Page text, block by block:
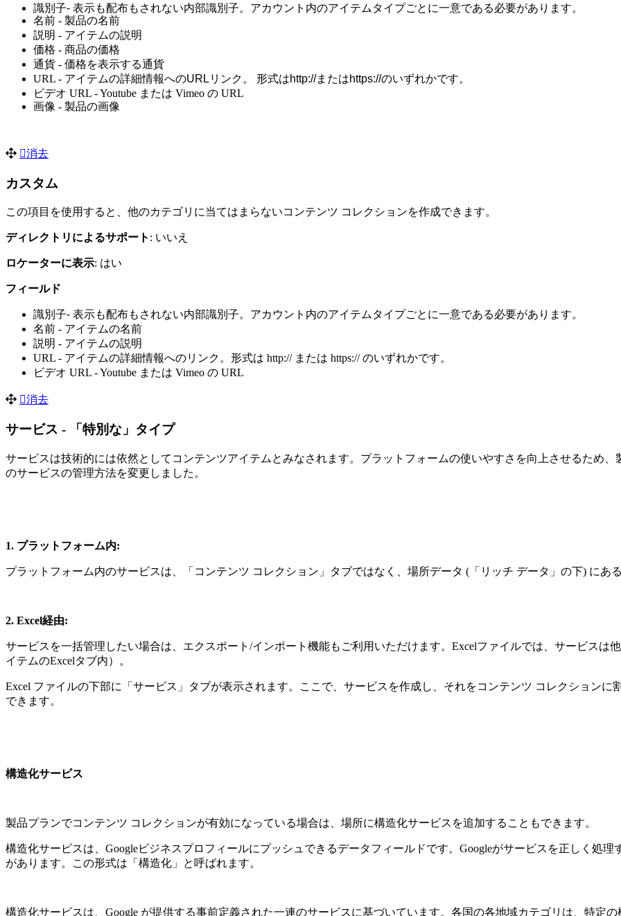
識別子- 表示も配布もされない内部識別子。アカウント内のアイテムタイプごとに一意である必要があります。
名前 - 製品の名前
説明 - アイテムの説明
価格 - 商品の価格
通貨 - 価格を表示する通貨
URL - アイテムの詳細情報へのURLリンク。
形式はhttp://またはhttps://のいずれかです。
ビデオ URL - Youtube または Vimeo の URL
画像 - 製品の画像
消去
カスタム
この項目を使用すると、他のカテゴリに当てはまらないコンテンツ コレクションを作成できます。
ディレクトリ によるサポート : いいえ
ロケーターに表示: はい
フィールド
識別子- 表示も配布もされない内部識別子。アカウント内のアイテムタイプごとに一意である必要があります。
名前 - アイテムの名前
説明 - アイテムの説明
URL - アイテムの詳細情報へのリンク。形式は http:// または https:// のいずれかです。
ビデオ URL - Youtube または Vimeo の URL
消去
サービス - 「特別な」タイプ
サービスは技術的には依然としてコンテンツアイテムとみなされます。プラットフォームの使いやすさを向上させるため
のサービスの管理方法を変更しました。
1. プラットフォーム内:
プラットフォーム内のサービスは、「コンテンツ コレクション」タブではなく、場所データ (「リッチ データ」の下) にあ
2. Excel経由:
サービスを一括管理したい場合は、エクスポート/インポート機能もご利用いただけます。Excelファイルでは、サービスは
イテムのExcelタブ内）。
Excel ファイルの下部に「サービス」タブが表示されます。ここで、サービスを作成し、それをコンテンツ コレクション
できます。
構造化サービス
製品プランでコンテンツ コレクションが有効になっている場合は、場所に構造化サービスを追加することもできます。
構造化サービスは、Googleビジネスプロフィールにプッシュできるデータフィールドです。Googleがサービスを正しく処
があります。この形式は「構造化」と呼ばれます。
構造化サービスは、Google が提供する事前定義された一連のサービスに基づいています。各国の各地域カテゴリは、特定